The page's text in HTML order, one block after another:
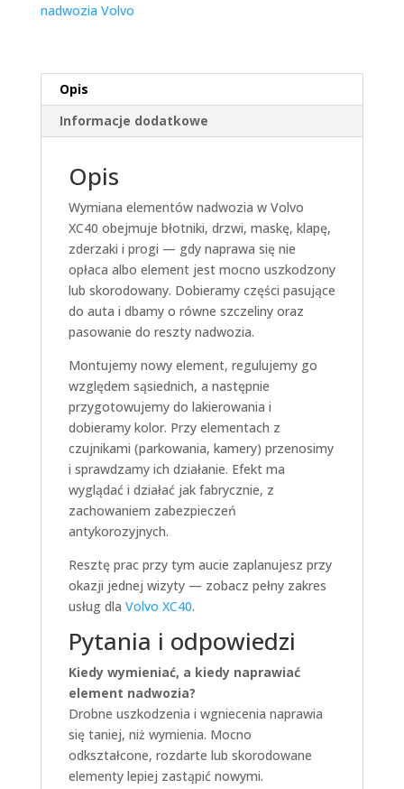
nadwozia Volvo
Opis
Informacje dodatkowe
Opis
Wymiana elementów nadwozia w Volvo
XC40 obejmuje błotniki, drzwi, maskę, klapę,
zderzaki i progi — gdy naprawa się nie
opłaca albo element jest mocno uszkodzony
lub skorodowany. Dobieramy części pasujące
do auta i dbamy o równe szczeliny oraz
pasowanie do reszty nadwozia.
Montujemy nowy element, regulujemy go
względem sąsiednich, a następnie
przygotowujemy do lakierowania i
dobieramy kolor. Przy elementach z
czujnikami (parkowania, kamery) przenosimy
i sprawdzamy ich działanie. Efekt ma
wyglądać i działać jak fabrycznie, z
zachowaniem zabezpieczeń
antykorozyjnych.
Resztę prac przy tym aucie zaplanujesz przy
okazji jednej wizyty — zobacz pełny zakres
usług dla Volvo XC40.
Pytania i odpowiedzi
Kiedy wymieniać, a kiedy naprawiać
element nadwozia?
Drobne uszkodzenia i wgniecenia naprawia
się taniej, niż wymienia. Mocno
odkształcone, rozdarte lub skorodowane
elementy lepiej zastąpić nowymi.